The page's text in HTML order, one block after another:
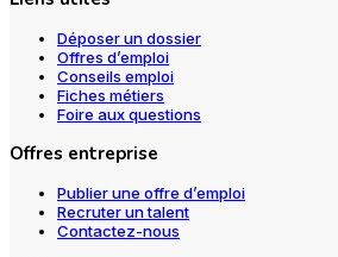
Déposer un dossier
Offres d’emploi
Conseils emploi
Fiches métiers
Foire aux questions
Offres entreprise
Publier une offre d’emploi
Recruter un talent
Contactez-nous